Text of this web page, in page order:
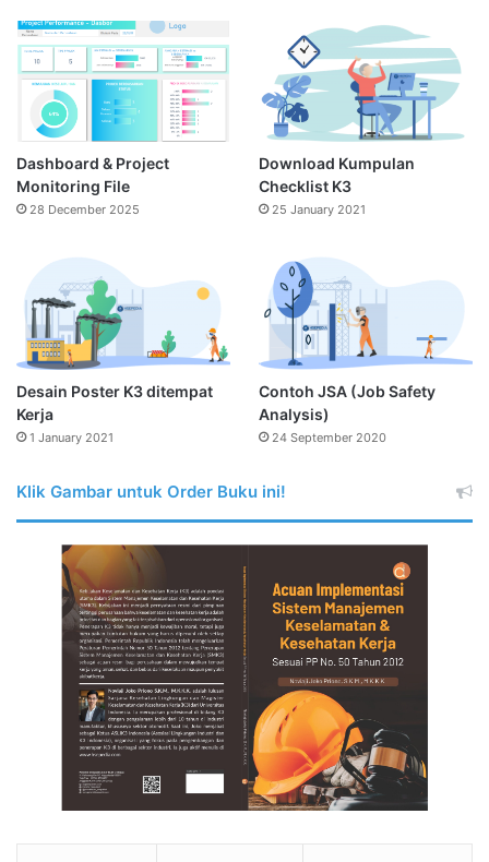
Dashboard & Project
Monitoring File
28 December 2025
Download Kumpulan
Checklist K3
25 January 2021
Desain Poster K3 ditempat
Kerja
1 January 2021
Contoh JSA (Job Safety
Analysis)
24 September 2020
Klik Gambar untuk Order Buku ini!